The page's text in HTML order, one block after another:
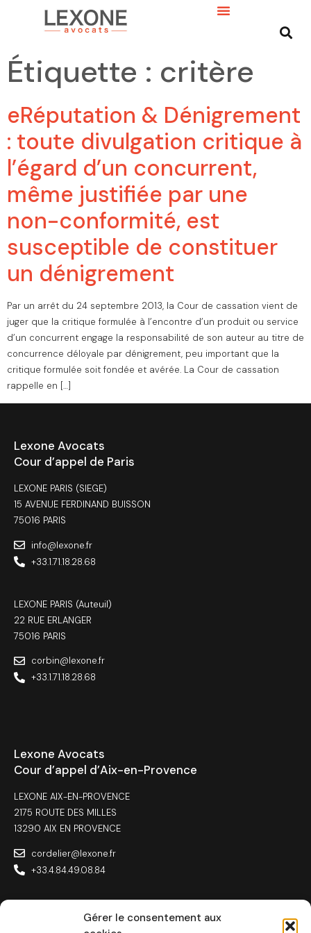
Gérer le consentement aux
Étiquette : critère
eRéputation & Dénigrement
: toute divulgation critique à
l’égard d’un concurrent,
même justifiée par une
non-conformité, est
susceptible de constituer
un dénigrement
Par un arrêt du 24 septembre 2013, la Cour de cassation vient de
juger que la critique formulée à l’encontre d’un produit ou service
d’un concurrent engage la responsabilité de son auteur au titre de
concurrence déloyale par dénigrement, peu important que la
critique formulée soit fondée et avérée. La Cour de cassation
rappelle en […]
Lexone Avocats
Cour d’appel de Paris
LEXONE PARIS (SIEGE)
15 AVENUE FERDINAND BUISSON
75016 PARIS
info@lexone.fr
+33.1.71.18.28.68
LEXONE PARIS (Auteuil)
22 RUE ERLANGER
75016 PARIS
corbin@lexone.fr
+33.1.71.18.28.68
Lexone Avocats
Cour d’appel d’Aix-en-Provence
LEXONE AIX-EN-PROVENCE
2175 ROUTE DES MILLES
13290 AIX EN PROVENCE
cordelier@lexone.fr
+33.4.84.49.08.84